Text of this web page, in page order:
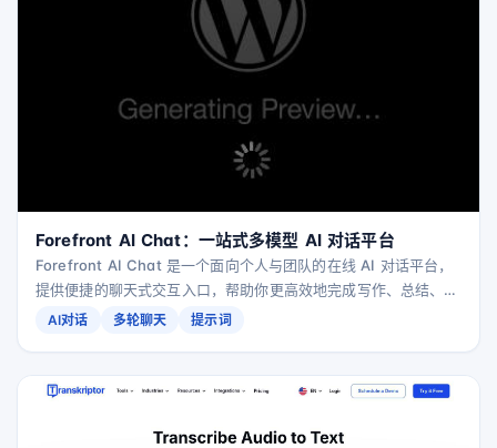
Forefront AI Chat：一站式多模型 AI 对话平台
Forefront AI Chat 是一个面向个人与团队的在线 AI 对话平台，
提供便捷的聊天式交互入口，帮助你更高效地完成写作、总结、头
脑风暴与日常问答等任务。
AI对话 多轮聊天 提示词